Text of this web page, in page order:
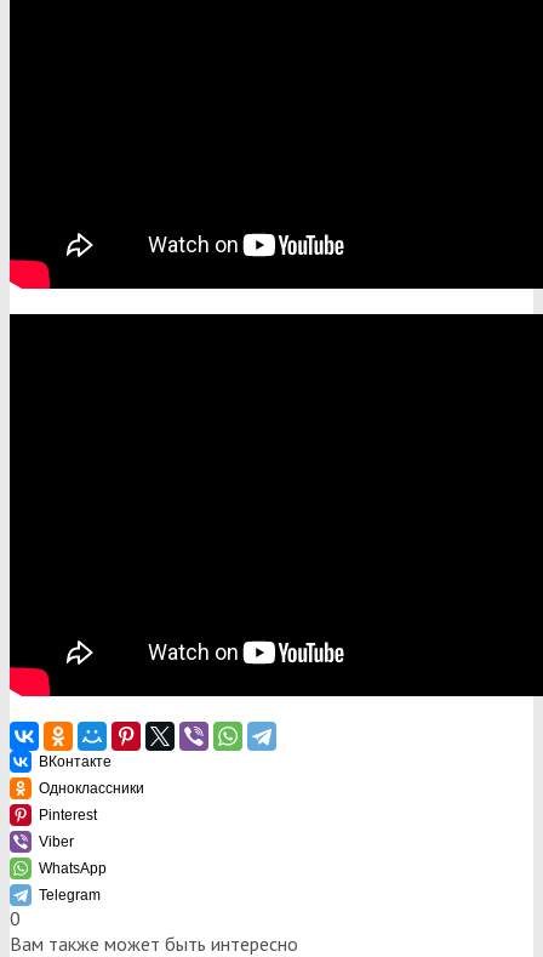
ВКонтакте
Одноклассники
Pinterest
Viber
WhatsApp
Telegram
0
Вам также может быть интересно